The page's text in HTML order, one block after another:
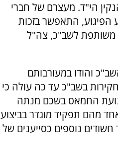
הי"ד. מעצרם של חברי
הפיגוע, התאפשר בזכות
משותפת לשב"כ, צה"ל
והודו במעורבותם
בשב"כ עד כה עולה כי
החמאס בשכם מנתה
מהם תפקיד מוגדר בביצוע
נוספים כסייענים של